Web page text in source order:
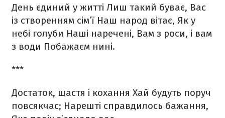
День єдиний у житті Лиш такий буває, Вас
із створенням сім’ї Наш народ вітає, Як у
небі голуби Наші наречені, Вам з роси, і вам
з води Побажаєм нині.
***
Достаток, щастя і кохання Хай будуть поруч
повсякчас; Нарешті справдилось бажання,